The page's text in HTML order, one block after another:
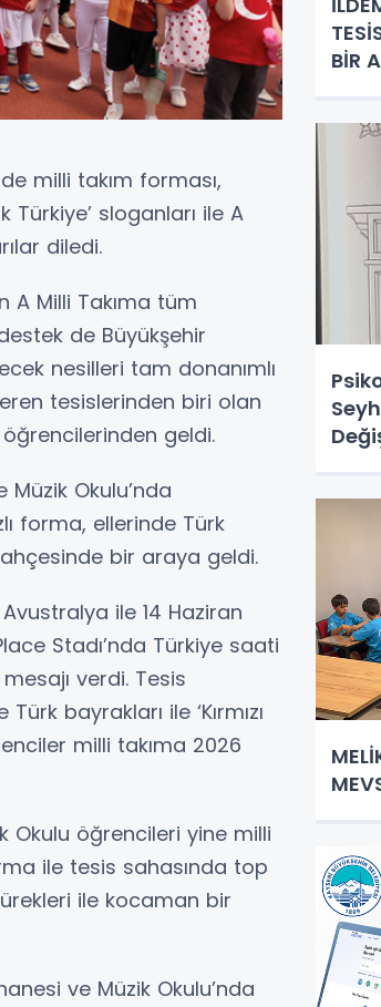
milli takım forması,
Türkiye’ sloganları ile A
diledi.
A Milli Takıma tüm
de Büyükşehir
nesilleri tam donanımlı
tesislerinden biri olan
geldi.
Okulu’nda
forma, ellerinde Türk
bir araya geldi.
ile 14 Haziran
Stadı’nda Türkiye saati
verdi. Tesis
bayrakları ile ‘Kırmızı
milli takıma 2026
Okulu öğrencileri yine milli
ile tesis sahasında top
ile kocaman bir
ve Müzik Okulu’nda
BİR